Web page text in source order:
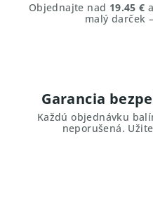
Objednajte nad 19.45 €
malý darček
Garancia
Každú objednávku
neporušená.